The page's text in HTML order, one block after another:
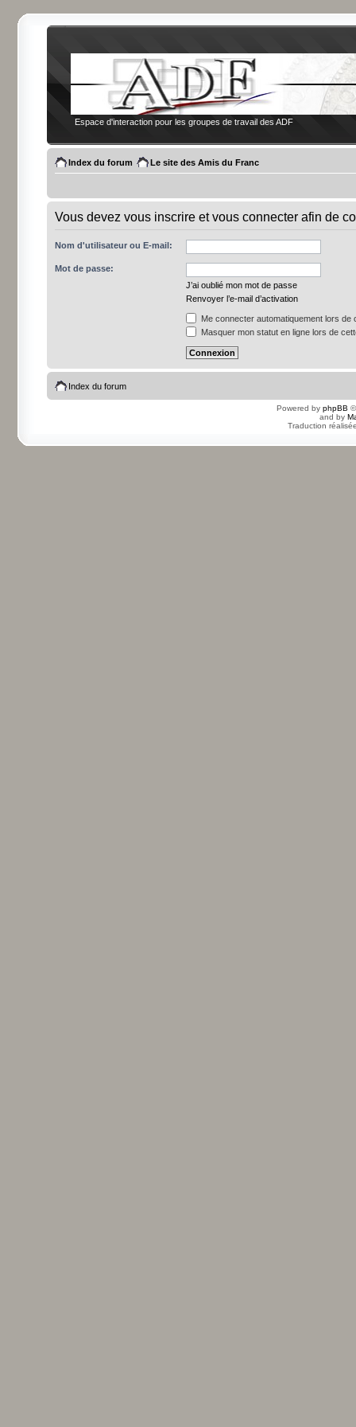
Espace d'interaction pour les groupes de travail des ADF
Index du forum Le site des Amis du Franc
Vous devez vous inscrire et vous connecter afin de
Nom d'utilisateur ou E-mail:
Mot de passe:
J’ai oublié mon mot de passe
Renvoyer l’e-mail d’activation
Me connecter automatiquement lors de
Masquer mon statut en ligne lors de
Index du forum
Powered by phpBB
and by
Traduction